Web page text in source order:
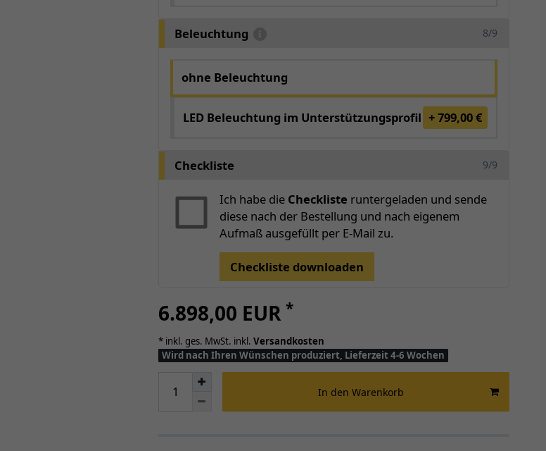
Beleuchtung 8/9
ohne Beleuchtung
LED Beleuchtung im Unterstützungsprofil + 799,00 €
Checkliste 9/9
Ich habe die Checkliste runtergeladen und sende
diese nach der Bestellung und nach eigenem
Aufmaß ausgefüllt per E-Mail zu.
Checkliste downloaden
6.898,00 EUR *
* inkl. ges. MwSt. inkl. Versandkosten
Wird nach Ihren Wünschen produziert, Lieferzeit 4-6 Wochen
In den Warenkorb